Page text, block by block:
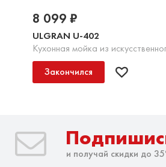
ULGRAN U-402
Кухонная мойка из
8 099 ₽
Закончился
и получай скидки до